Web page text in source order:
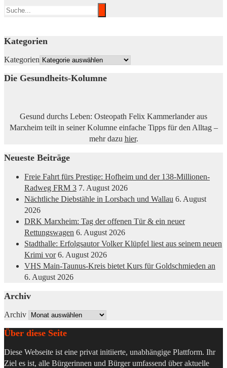
Kategorien
Kategorien
Die Gesundheits-Kolumne
Gesund durchs Leben: Osteopath Felix Kammerlander aus
Marxheim teilt in seiner Kolumne einfache Tipps für den Alltag –
mehr dazu hier.
Neueste Beiträge
Freie Fahrt fürs Prestige: Hofheim und der 138-Millionen-
Radweg FRM 3 7. August 2026
Nächtliche Diebstähle in Lorsbach und Wallau 6. August
2026
DRK Marxheim: Tag der offenen Tür & ein neuer
Rettungswagen 6. August 2026
Stadthalle: Erfolgsautor Volker Klüpfel liest aus seinem neuen
Krimi vor 6. August 2026
VHS Main-Taunus-Kreis bietet Kurs für Goldschmieden an
6. August 2026
Archiv
Archiv
Über diese Seite
Diese Webseite ist eine privat initiierte, unabhängige Plattform. Ihr
Ziel es ist, alle Bürgerinnen und Bürger umfassend über aktuelle